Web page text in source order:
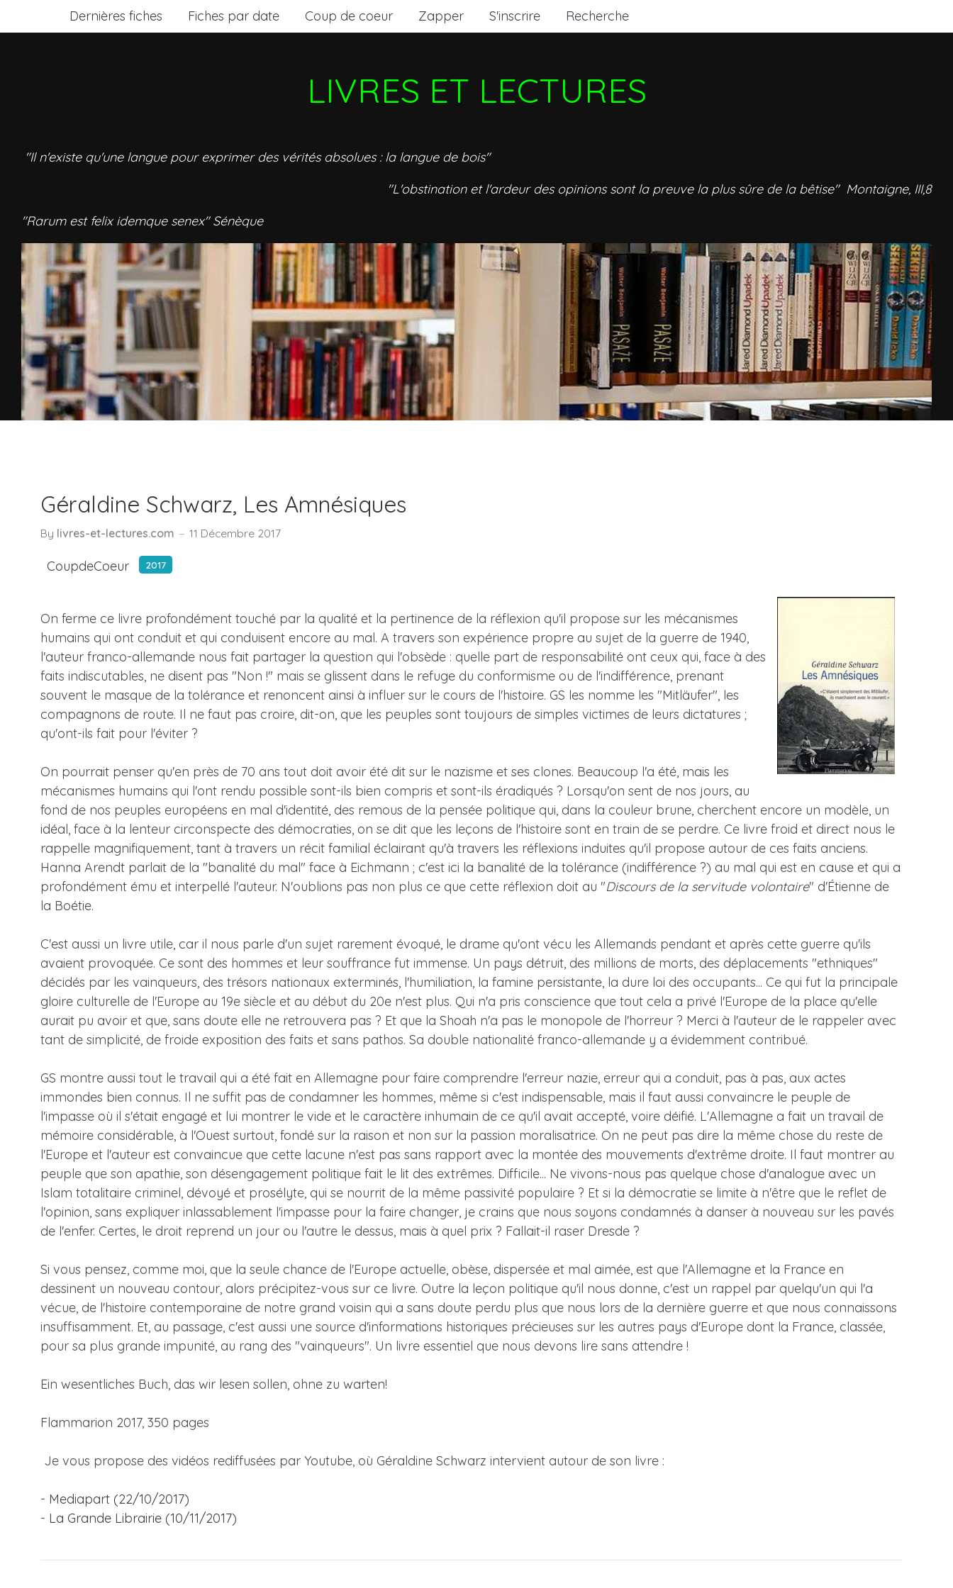
Dernières fiches Fiches par date Coup de coeur Zapper S'inscrire Recherche
LIVRES ET LECTURES
"Il n'existe qu'une langue pour exprimer des vérités absolues : la langue de bois"
"L'obstination et l'ardeur des opinions sont la preuve la plus sûre de la bêtise" Montaigne, III,8
"Rarum est felix idemque senex" Sénèque
Géraldine Schwarz, Les Amnésiques
By livres-et-lectures.com 11 Décembre 2017
CoupdeCoeur 2017
On ferme ce livre profondément touché par la qualité et la pertinence de la réflexion qu'il propose sur les mécanismes
humains qui ont conduit et qui conduisent encore au mal. A travers son expérience propre au sujet de la guerre de 1940,
l'auteur franco-allemande nous fait partager la question qui l'obsède : quelle part de responsabilité ont ceux qui, face à des
faits indiscutables, ne disent pas "Non !" mais se glissent dans le refuge du conformisme ou de l'indifférence, prenant
souvent le masque de la tolérance et renoncent ainsi à influer sur le cours de l'histoire. GS les nomme les "Mitläufer", les
compagnons de route. Il ne faut pas croire, dit-on, que les peuples sont toujours de simples victimes de leurs dictatures ;
qu'ont-ils fait pour l'éviter ?
On pourrait penser qu'en près de 70 ans tout doit avoir été dit sur le nazisme et ses clones. Beaucoup l'a été, mais les
mécanismes humains qui l'ont rendu possible sont-ils bien compris et sont-ils éradiqués ? Lorsqu'on sent de nos jours, au
fond de nos peuples européens en mal d'identité, des remous de la pensée politique qui, dans la couleur brune, cherchent encore un modèle, un
idéal, face à la lenteur circonspecte des démocraties, on se dit que les leçons de l'histoire sont en train de se perdre. Ce livre froid et direct nous le
rappelle magnifiquement, tant à travers un récit familial éclairant qu'à travers les réflexions induites qu'il propose autour de ces faits anciens.
Hanna Arendt parlait de la "banalité du mal" face à Eichmann ; c'est ici la banalité de la tolérance (indifférence ?) au mal qui est en cause et qui a
profondément ému et interpellé l'auteur. N'oublions pas non plus ce que cette réflexion doit au "Discours de la servitude volontaire" d'Étienne de
la Boétie.
C'est aussi un livre utile, car il nous parle d'un sujet rarement évoqué, le drame qu'ont vécu les Allemands pendant et après cette guerre qu'ils
avaient provoquée. Ce sont des hommes et leur souffrance fut immense. Un pays détruit, des millions de morts, des déplacements "ethniques"
décidés par les vainqueurs, des trésors nationaux exterminés, l'humiliation, la famine persistante, la dure loi des occupants... Ce qui fut la principale
gloire culturelle de l'Europe au 19e siècle et au début du 20e n'est plus. Qui n'a pris conscience que tout cela a privé l'Europe de la place qu'elle
aurait pu avoir et que, sans doute elle ne retrouvera pas ? Et que la Shoah n'a pas le monopole de l'horreur ? Merci à l'auteur de le rappeler avec
tant de simplicité, de froide exposition des faits et sans pathos. Sa double nationalité franco-allemande y a évidemment contribué.
GS montre aussi tout le travail qui a été fait en Allemagne pour faire comprendre l'erreur nazie, erreur qui a conduit, pas à pas, aux actes
immondes bien connus. Il ne suffit pas de condamner les hommes, même si c'est indispensable, mais il faut aussi convaincre le peuple de
l'impasse où il s'était engagé et lui montrer le vide et le caractère inhumain de ce qu'il avait accepté, voire déifié. L'Allemagne a fait un travail de
mémoire considérable, à l'Ouest surtout, fondé sur la raison et non sur la passion moralisatrice. On ne peut pas dire la même chose du reste de
l'Europe et l'auteur est convaincue que cette lacune n'est pas sans rapport avec la montée des mouvements d'extrême droite. Il faut montrer au
peuple que son apathie, son désengagement politique fait le lit des extrêmes. Difficile... Ne vivons-nous pas quelque chose d'analogue avec un
Islam totalitaire criminel, dévoyé et prosélyte, qui se nourrit de la même passivité populaire ? Et si la démocratie se limite à n'être que le reflet de
l'opinion, sans expliquer inlassablement l'impasse pour la faire changer, je crains que nous soyons condamnés à danser à nouveau sur les pavés
de l'enfer. Certes, le droit reprend un jour ou l'autre le dessus, mais à quel prix ? Fallait-il raser Dresde ?
Si vous pensez, comme moi, que la seule chance de l'Europe actuelle, obèse, dispersée et mal aimée, est que l'Allemagne et la France en
dessinent un nouveau contour, alors précipitez-vous sur ce livre. Outre la leçon politique qu'il nous donne, c'est un rappel par quelqu'un qui l'a
vécue, de l'histoire contemporaine de notre grand voisin qui a sans doute perdu plus que nous lors de la dernière guerre et que nous connaissons
insuffisamment. Et, au passage, c'est aussi une source d'informations historiques précieuses sur les autres pays d'Europe dont la France, classée,
pour sa plus grande impunité, au rang des "vainqueurs". Un livre essentiel que nous devons lire sans attendre !
Ein wesentliches Buch, das wir lesen sollen, ohne zu warten!
Flammarion 2017, 350 pages
Je vous propose des vidéos rediffusées par Youtube, où Géraldine Schwarz intervient autour de son livre :
- Mediapart (22/10/2017)
- La Grande Librairie (10/11/2017)